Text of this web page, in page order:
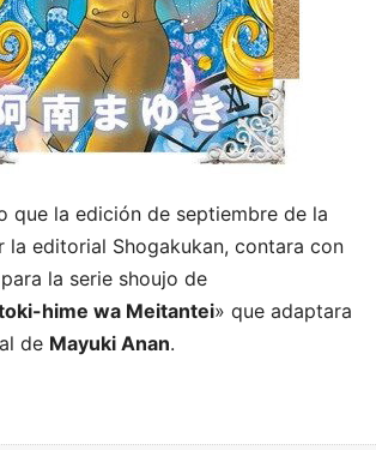
que la edición de septiembre de la
la editorial Shogakukan, contara con
la serie shoujo de
hime wa Meitantei» que adaptara
de Mayuki Anan.